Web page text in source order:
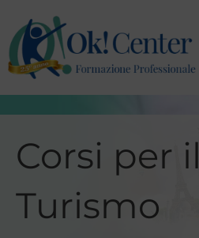
contenuto
Corsi per il
Turismo